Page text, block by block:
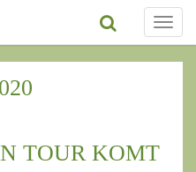
Toggle
TOUR KOMT